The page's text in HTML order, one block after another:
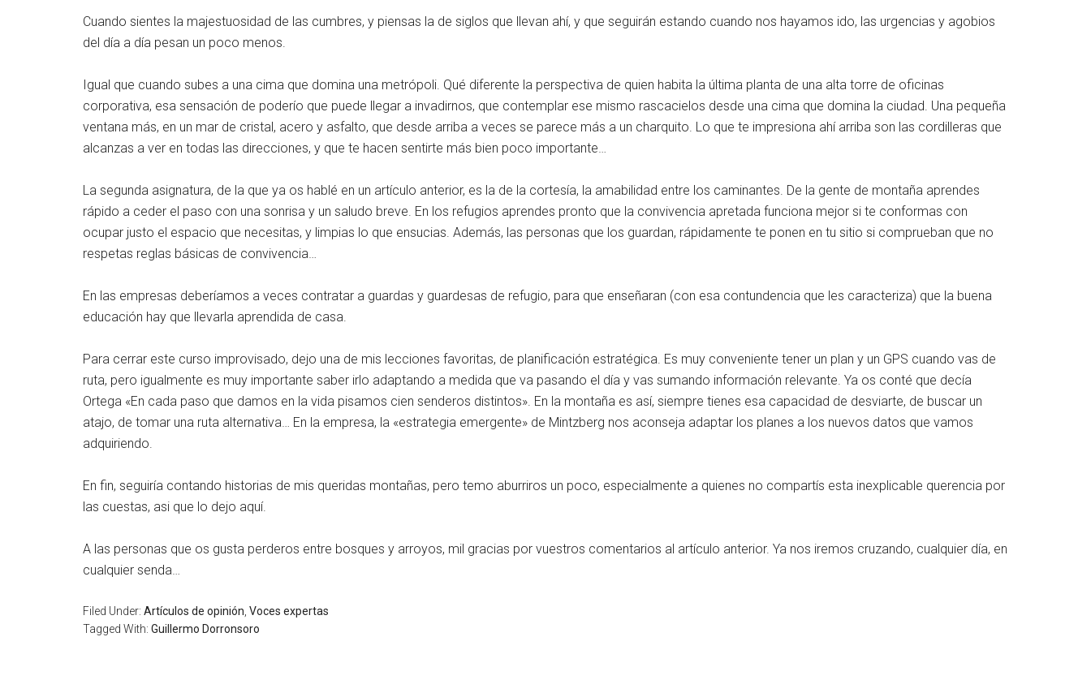
Cuando sientes la majestuosidad de las cumbres, y piensas la de siglos que llevan ahí, y que seguirán estando cuando nos hayamos ido, las urgencias y agobios
del día a día pesan un poco menos.
Igual que cuando subes a una cima que domina una metrópoli. Qué diferente la perspectiva de quien habita la última planta de una alta torre de oficinas
corporativa, esa sensación de poderío que puede llegar a invadirnos, que contemplar ese mismo rascacielos desde una cima que domina la ciudad. Una pequeña
ventana más, en un mar de cristal, acero y asfalto, que desde arriba a veces se parece más a un charquito. Lo que te impresiona ahí arriba son las cordilleras que
alcanzas a ver en todas las direcciones, y que te hacen sentirte más bien poco importante…
La segunda asignatura, de la que ya os hablé en un artículo anterior, es la de la cortesía, la amabilidad entre los caminantes. De la gente de montaña aprendes
rápido a ceder el paso con una sonrisa y un saludo breve. En los refugios aprendes pronto que la convivencia apretada funciona mejor si te conformas con
ocupar justo el espacio que necesitas, y limpias lo que ensucias. Además, las personas que los guardan, rápidamente te ponen en tu sitio si comprueban que no
respetas reglas básicas de convivencia…
En las empresas deberíamos a veces contratar a guardas y guardesas de refugio, para que enseñaran (con esa contundencia que les caracteriza) que la buena
educación hay que llevarla aprendida de casa.
Para cerrar este curso improvisado, dejo una de mis lecciones favoritas, de planificación estratégica. Es muy conveniente tener un plan y un GPS cuando vas de
ruta, pero igualmente es muy importante saber irlo adaptando a medida que va pasando el día y vas sumando información relevante. Ya os conté que decía
Ortega «En cada paso que damos en la vida pisamos cien senderos distintos». En la montaña es así, siempre tienes esa capacidad de desviarte, de buscar un
atajo, de tomar una ruta alternativa… En la empresa, la «estrategia emergente» de Mintzberg nos aconseja adaptar los planes a los nuevos datos que vamos
adquiriendo.
En fin, seguiría contando historias de mis queridas montañas, pero temo aburriros un poco, especialmente a quienes no compartís esta inexplicable querencia por
las cuestas, asi que lo dejo aquí.
A las personas que os gusta perderos entre bosques y arroyos, mil gracias por vuestros comentarios al artículo anterior. Ya nos iremos cruzando, cualquier día, en
cualquier senda…
Filed Under: Artículos de opinión Voces expertas
Tagged With: Guillermo Dorronsoro